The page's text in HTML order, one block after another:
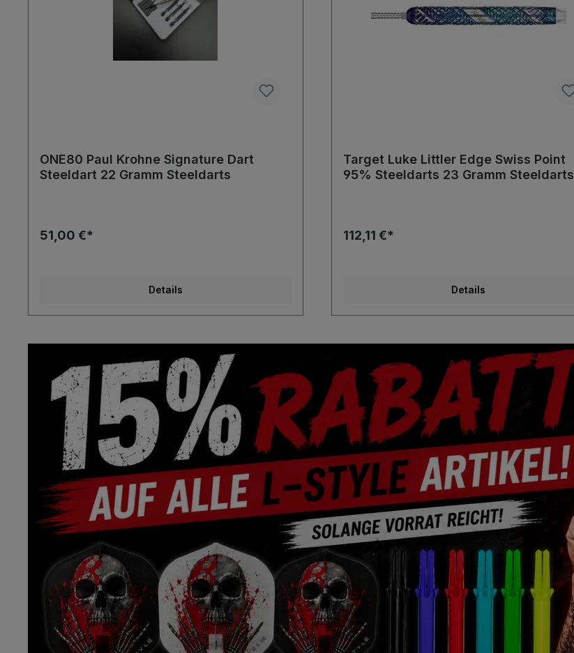
ONE80 Paul Krohne Signature Dart
Steeldart 22 Gramm Steeldarts
51,00 €*
Details
Target Luke Littler Edge Swiss Point
95% Steeldarts 23 Gramm Steeldarts
112,11 €*
Details